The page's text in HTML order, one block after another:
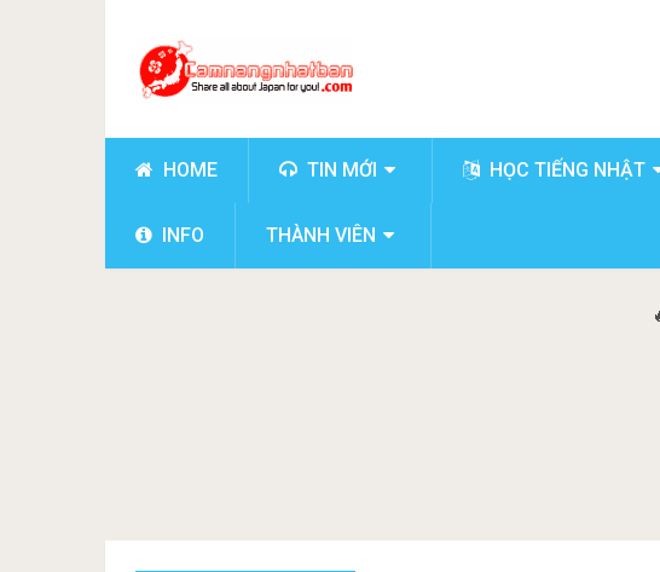
HOME TIN MỚI HỌC TIẾNG NHẬT
INFO THÀNH VIÊN